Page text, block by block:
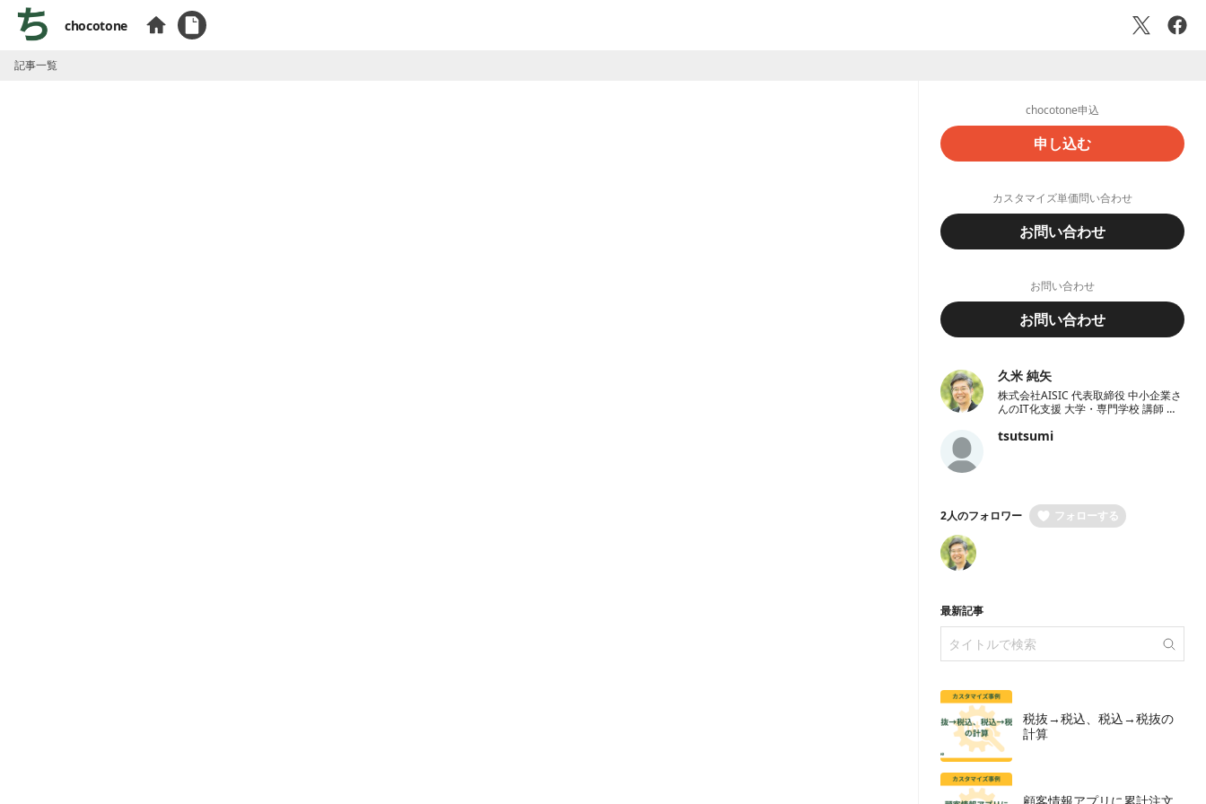
chocotone
記事一覧
chocotone申込
申し込む
カスタマイズ単価問い合わせ
お問い合わせ
お問い合わせ
お問い合わせ
久米 純矢
株式会社AISIC 代表取締役 中小企業さ
んのIT化支援 大学・専門学校 講師 移
兼 講師 システム開発 kintoneエバンジ
tsutsumi
2人のフォロワー フォローする
最新記事
税抜→税込、税込→税抜の
計算
顧客情報アプリに累計注文